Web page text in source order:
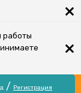
×
работы
×
/ Регистрация